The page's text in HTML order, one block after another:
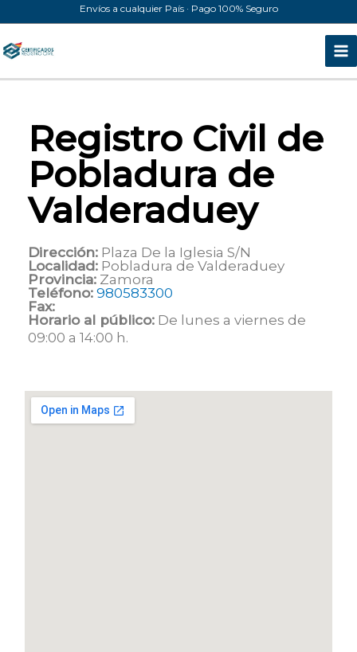
al
contenido
Envíos a cualquier País · Pago 100% Seguro
Registro Civil de
Pobladura de
Valderaduey
Dirección: Plaza De la Iglesia S/N
Localidad: Pobladura de Valderaduey
Provincia: Zamora
Teléfono: 980583300
Fax:
Horario al público: De lunes a viernes de
09:00 a 14:00 h.